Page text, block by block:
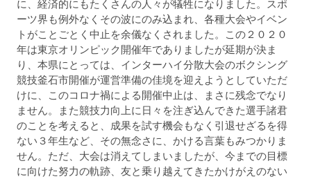
に、経済的にもたくさんの人々が犠牲になりました。スポ
ーツ界も例外なくその波にのみ込まれ、各種大会やイベン
トがことごとく中止を余儀なくされました。この２０２０
年は東京オリンピック開催年でありましたが延期が決ま
り、本県にとっては、インターハイ分散大会のボクシング
競技釜石市開催が運営準備の佳境を迎えようとしていただ
けに、このコロナ禍による開催中止は、まさに残念でなり
ません。また競技力向上に日々を注ぎ込んできた選手諸君
のことを考えると、成果を試す機会もなく引退せざるを得
ない３年生など、その無念さに、かける言葉もみつかりま
せん。ただ、大会は消えてしまいましたが、今までの目標
に向けた努力の軌跡、友と乗り越えてきたかけがえのない